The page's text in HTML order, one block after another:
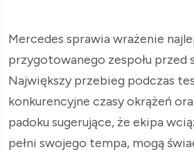
Mercedes sprawia wrażenie
przygotowanego zespołu przed
Największy przebieg podczas
konkurencyjne czasy okrążeń
padoku sugerujące, że ekipa
pełni swojego tempa, mogą